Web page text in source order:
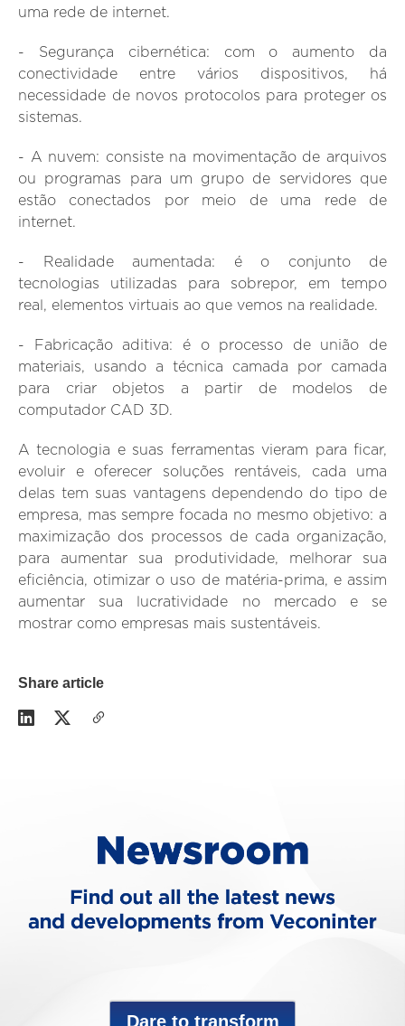
uma rede de internet.
- Segurança cibernética: com o aumento da
conectividade entre vários dispositivos, há
necessidade de novos protocolos para proteger os
sistemas.
- A nuvem: consiste na movimentação de arquivos
ou programas para um grupo de servidores que
estão conectados por meio de uma rede de
internet.
- Realidade aumentada: é o conjunto de
tecnologias utilizadas para sobrepor, em tempo
real, elementos virtuais ao que vemos na realidade.
- Fabricação aditiva: é o processo de união de
materiais, usando a técnica camada por camada
para criar objetos a partir de modelos de
computador CAD 3D.
A tecnologia e suas ferramentas vieram para ficar,
evoluir e oferecer soluções rentáveis, cada uma
delas tem suas vantagens dependendo do tipo de
empresa, mas sempre focada no mesmo objetivo: a
maximização dos processos de cada organização,
para aumentar sua produtividade, melhorar sua
eficiência, otimizar o uso de matéria-prima, e assim
aumentar sua lucratividade no mercado e se
mostrar como empresas mais sustentáveis.
Share article
Dare to transform